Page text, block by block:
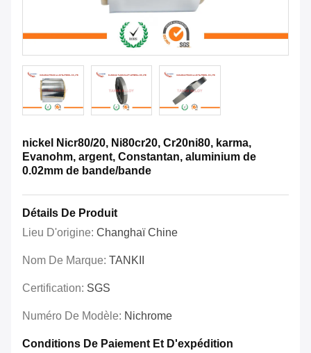
nickel Nicr80/20, Ni80cr20, Cr20ni80, karma,
Evanohm, argent, Constantan, aluminium de
0.02mm de bande/bande
Détails De Produit
Lieu D'origine: Changhaï Chine
Nom De Marque: TANKII
Certification: SGS
Numéro De Modèle: Nichrome
Conditions De Paiement Et D'expédition